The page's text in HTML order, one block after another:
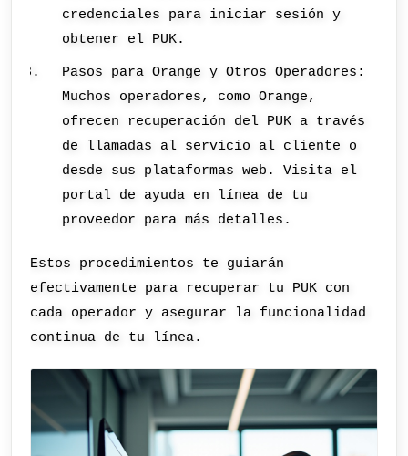
credenciales para iniciar sesión y
obtener el PUK.
Pasos para Orange y Otros Operadores:
Muchos operadores, como Orange,
ofrecen recuperación del PUK a través
de llamadas al servicio al cliente o
desde sus plataformas web. Visita el
portal de ayuda en línea de tu
proveedor para más detalles.
Estos procedimientos te guiarán
efectivamente para recuperar tu PUK con
cada operador y asegurar la funcionalidad
continua de tu línea.